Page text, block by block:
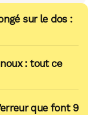
sur le dos :
: tout ce
que font 9